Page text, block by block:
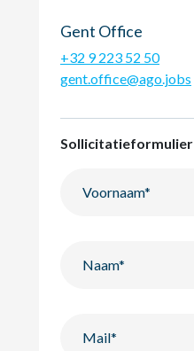
Gent Office
+32 9 223 52 50
gent.office@ago.jobs
Sollicitatieformulier